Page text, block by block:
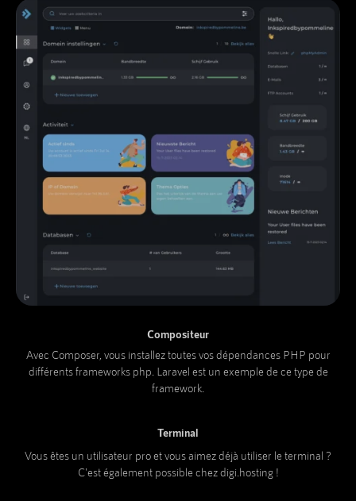
Compositeur
Avec Composer, vous installez toutes vos dépendances PHP pour
différents frameworks php. Laravel est un exemple de ce type de
framework.
Terminal
Vous êtes un utilisateur pro et vous aimez déjà utiliser le terminal ?
C'est également possible chez digi.hosting !